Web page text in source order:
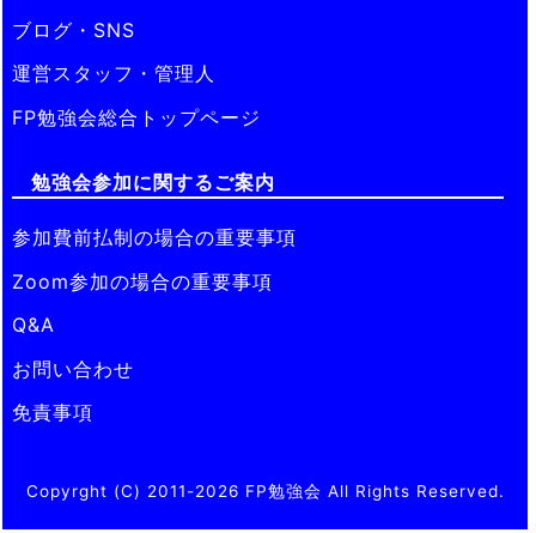
ブログ・SNS
運営スタッフ・管理人
FP勉強会総合トップページ
勉強会参加に関するご案内
参加費前払制の場合の重要事項
Zoom参加の場合の重要事項
Q&A
お問い合わせ
免責事項
Copyrght (C) 2011-2026 FP勉強会 All Rights Reserved.